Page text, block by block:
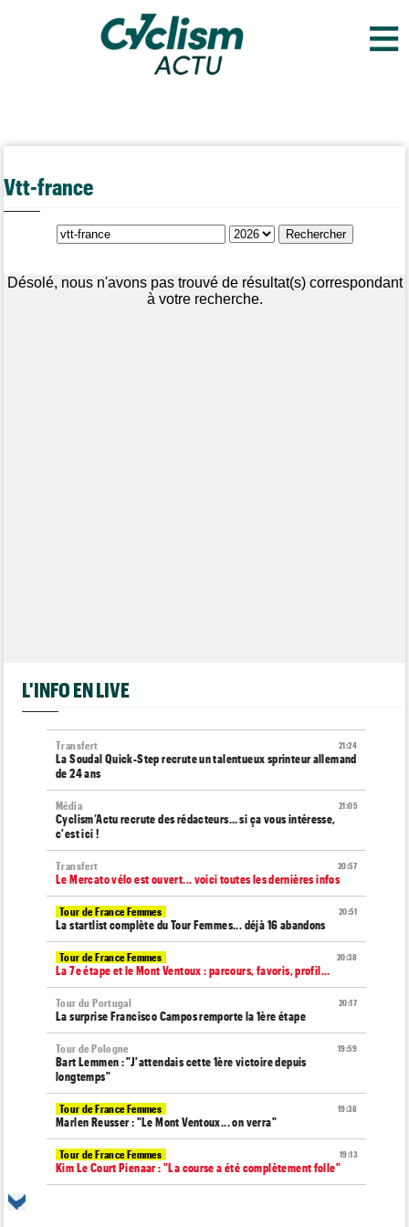
≡
Vtt-france
Désolé, nous n'avons pas trouvé de résultat(s) correspondant
à votre recherche.
L'INFO EN LIVE
21:24
Transfert
La Soudal Quick-Step recrute un talentueux sprinteur allemand
de 24 ans
21:05
Média
Cyclism’Actu recrute des rédacteurs… si ça vous intéresse,
c'est ici !
20:57
Transfert
Le Mercato vélo est ouvert... voici toutes les dernières infos
20:51
Tour de France Femmes
La startlist complète du Tour Femmes... déjà 16 abandons
20:38
Tour de France Femmes
La 7e étape et le Mont Ventoux : parcours, favoris, profil…
20:17
Tour du Portugal
La surprise Francisco Campos remporte la 1ère étape
19:59
Tour de Pologne
Bart Lemmen : "J'attendais cette 1ère victoire depuis
longtemps"
19:38
Tour de France Femmes
Marlen Reusser : "Le Mont Ventoux... on verra"
19:13
Tour de France Femmes
Kim Le Court Pienaar : "La course a été complètement folle"